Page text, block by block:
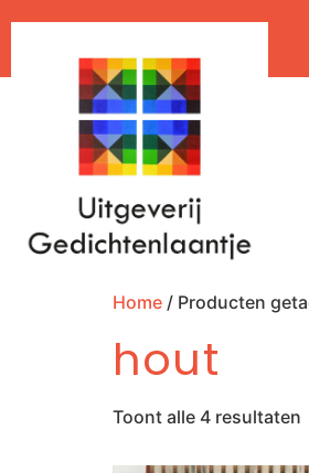
Home / Producten
hout
Toont alle 4 resultaten